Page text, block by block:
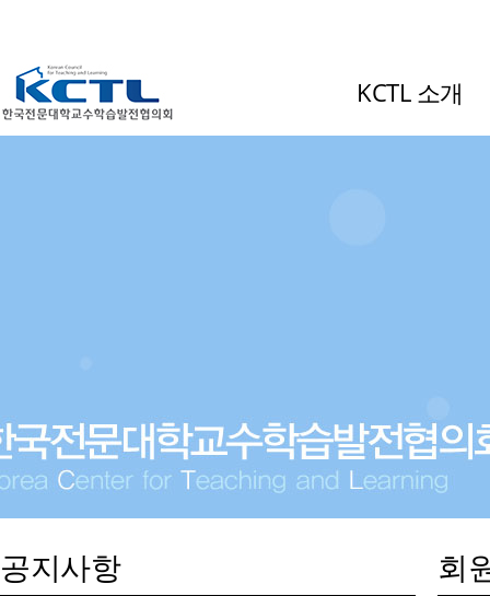
KCTL 소개
공지사항 회